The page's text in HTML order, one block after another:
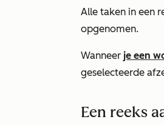
Alle taken in een
opgenomen.
Wanneer je een
geselecteerde
Een reeks